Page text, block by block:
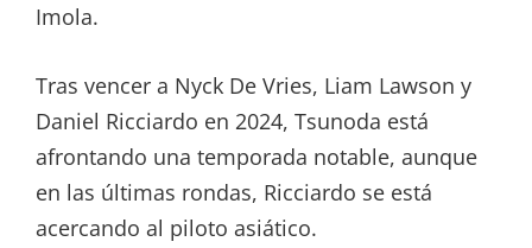
Imola.
Tras vencer a Nyck De Vries, Liam Lawson y
Daniel Ricciardo en 2024, Tsunoda está
afrontando una temporada notable, aunque
en las últimas rondas, Ricciardo se está
acercando al piloto asiático.